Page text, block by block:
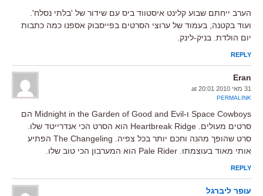
הערב ייחתם שבוע קלינט איסטווד ביס עם שידור של 'בלתי נסלח'.
ועוד בקטנה, בעמוד של ערוצי הסרטים בפייסבוק אספנו כמה כתבות
יום הולדת. בניק-לינק.
REPLY
Eran
31 מאי 2010 at 20:01
PERMALINK
Space Cowboys ו-Midnight in the Garden of Good and Evil הם
סרטים מעולים. Heartbreak Ridge הוא הסרט הכי אנדרייטד שלו.
סרט שהופך מהנה וחכם יותר בכל צפיה. The Changeling הפתיע
אותי מאוד בעוצמתו. Pale Rider הוא המערבון הכי טוב שלו.
REPLY
עופר ליברגל